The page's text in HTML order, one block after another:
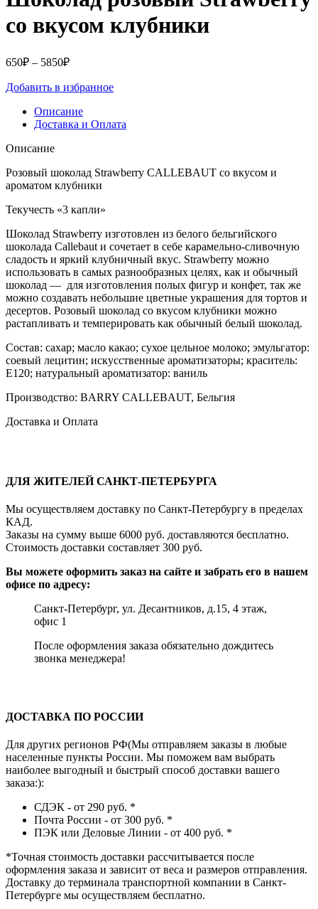
со вкусом клубники
650₽ – 5850₽Диапазон
650₽
5850₽
Добавить в избранное
Описание
Доставка и Оплата
Описание
Розовый шоколад Strawberry CALLEBAUT со вкусом и
ароматом клубники
Текучесть «3 капли»
Шоколад Strawberry изготовлен из белого бельгийского
шоколада Callebaut и сочетает в себе карамельно-сливочную
сладость и яркий клубничный вкус. Strawberry можно
использовать в самых разнообразных целях, как и обычный
шоколад — для изготовления полых фигур и конфет, так же
можно создавать небольшие цветные украшения для тортов и
десертов. Розовый шоколад со вкусом клубники можно
растапливать и темперировать как обычный белый шоколад.
Состав: сахар; масло какао; сухое цельное молоко; эмульгатор:
соевый лецитин; искусственные ароматизаторы; краситель:
E120; натуральный ароматизатор: ваниль
Производство: BARRY CALLEBAUT, Бельгия
Доставка и Оплата
ДЛЯ ЖИТЕЛЕЙ САНКТ-ПЕТЕРБУРГА
Мы осуществляем доставку по Санкт-Петербургу в пределах
КАД.
Заказы на сумму выше 6000 руб. доставляются бесплатно.
Стоимость доставки составляет 300 руб.
Вы можете оформить заказ на сайте и забрать его в нашем
офисе по адресу:
Санкт-Петербург, ул. Десантников, д.15, 4 этаж,
офис 1
После оформления заказа обязательно дождитесь
звонка менеджера!
ДОСТАВКА ПО РОССИИ
Для других регионов РФ(Мы отправляем заказы в любые
населенные пункты России. Мы поможем вам выбрать
наиболее выгодный и быстрый способ доставки вашего
заказа:):
СДЭК - от 290 руб. *
Почта России - от 300 руб. *
ПЭК или Деловые Линии - от 400 руб. *
*Точная стоимость доставки рассчитывается после
оформления заказа и зависит от веса и размеров отправления.
Доставку до терминала транспортной компании в Санкт-
Петербурге мы осуществляем бесплатно.